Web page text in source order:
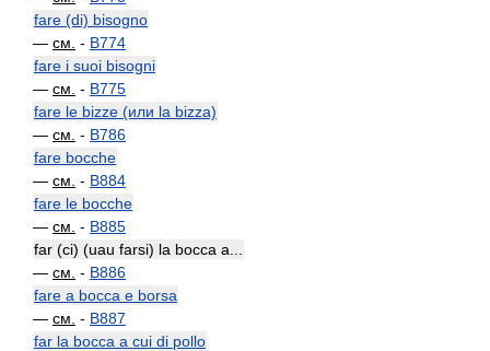
fare (di) bisogno
— см. - B774
fare i suoi bisogni
— см. - B775
fare le bizze (или la bizza)
— см. - B786
fare bocche
— см. - B884
fare le bocche
— см. - B885
far (ci) (uau farsi) la bocca a...
— см. - B886
fare a bocca e borsa
— см. - B887
far la bocca a cui di pollo